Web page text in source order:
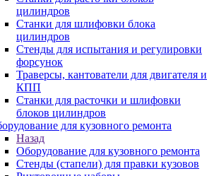
цилиндров
Станки для шлифовки блока
цилиндров
Стенды для испытания и регулировки
форсунок
Траверсы, кантователи для двигателя и
КПП
Станки для расточки и шлифовки
блоков цилиндров
для кузовного ремонта
Назад
Оборудование для кузовного ремонта
Стенды (стапели) для правки кузовов